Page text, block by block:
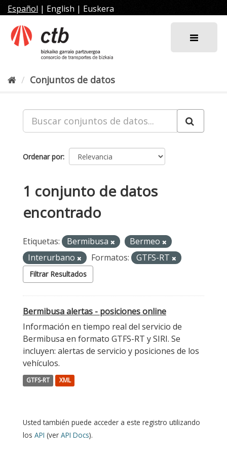
al
contenido
Español | English | Euskera
Conjuntos de datos
Ordenar por
1 conjunto de datos
encontrado
Etiquetas: Bermibusa
Bermeo
Interurbano
Formatos: GTFS-RT
Filtrar Resultados
Bermibusa alertas - posiciones online
Información en tiempo real del servicio de
Bermibusa en formato GTFS-RT y SIRI. Se
incluyen: alertas de servicio y posiciones de los
vehículos.
GTFS-RT XML
Usted también puede acceder a este registro utilizando
los API (ver API Docs).